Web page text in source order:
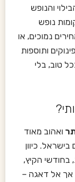
והנופש
נופש
נמוכים, או
ותוספות
טוב, בלי
ואהוב מאוד
כיוון
הקיץ,
אך אל דאגה –